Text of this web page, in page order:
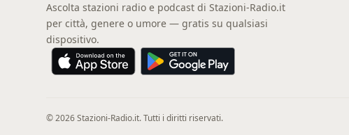
Ascolta stazioni radio e podcast di Stazioni-Radio.it
per città, genere o umore — gratis su qualsiasi
dispositivo.
© 2026 Stazioni-Radio.it. Tutti i diritti riservati.